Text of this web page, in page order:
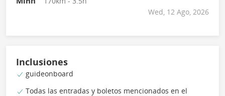
Wed, 12 Ago, 2026
Inclusiones
guideonboard
Todas las entradas y boletos mencionados en el